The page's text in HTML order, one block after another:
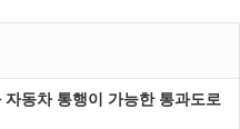
변경 1
동차 통행이 가능한 통과도로